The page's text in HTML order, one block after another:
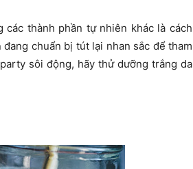
thành phần tự nhiên khác là cách
chuẩn bị tút lại nhan sắc để tham
sôi động, hãy thử dưỡng trắng da